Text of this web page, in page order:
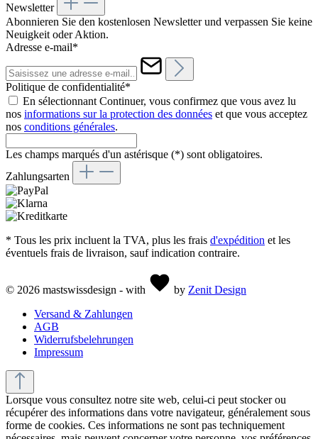
Newsletter
Abonnieren Sie den kostenlosen Newsletter und verpassen Sie keine
Neuigkeit oder Aktion.
Adresse e-mail*
Politique de confidentialité*
En sélectionnant Continuer, vous confirmez que vous avez lu
nos informations sur la protection des données et que vous acceptez
nos conditions générales.
Les champs marqués d'un astérisque (*) sont obligatoires.
Zahlungsarten
* Tous les prix incluent la TVA, plus les frais d'expédition et les
éventuels frais de livraison, sauf indication contraire.
© 2026 mastswissdesign - with by Zenit Design
Versand & Zahlungen
AGB
Widerrufsbelehrungen
Impressum
Lorsque vous consultez notre site web, celui-ci peut stocker ou
récupérer des informations dans votre navigateur, généralement sous
forme de cookies. Ces informations ne sont pas techniquement